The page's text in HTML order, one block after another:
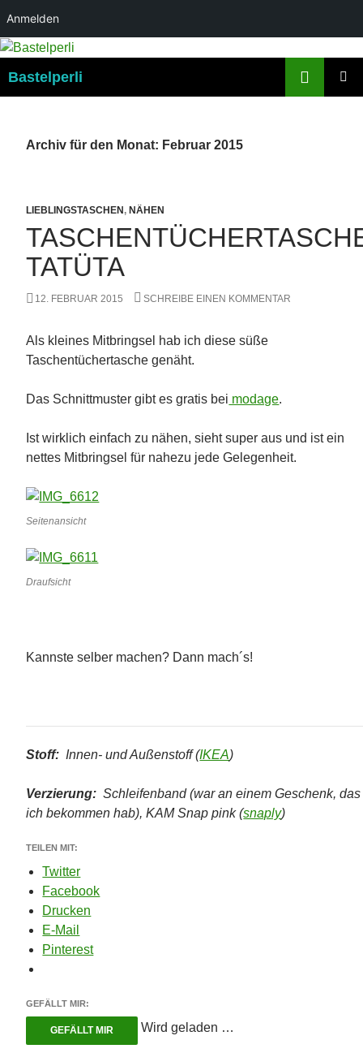
Anmelden
Bastelperli
Archiv für den Monat: Februar 2015
LIEBLINGSTASCHEN,NÄHEN
TATÜTA
12. FEBRUAR 2015 SCHREIBE EINEN KOMMENTAR
Als kleines Mitbringsel hab ich diese süße
Taschentüchertasche genäht.
Das Schnittmuster gibt es gratis bei modage.
Ist wirklich einfach zu nähen, sieht super aus und ist ein
nettes Mitbringsel für nahezu jede Gelegenheit.
Seitenansicht
Draufsicht
Kannste selber machen? Dann mach´s!
Stoff: Innen- und Außenstoff (IKEA)
Verzierung: Schleifenband (war an einem Geschenk, das
ich bekommen hab), KAM Snap pink (snaply)
TEILEN MIT:
Twitter
Facebook
Drucken
E-Mail
Pinterest
GEFÄLLT MIR:
GEFÄLLT MIR Wird geladen …